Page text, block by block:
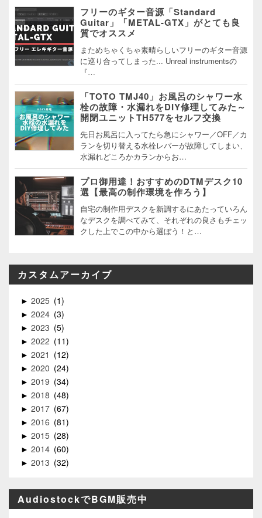
フリーのギター音源「Standard
Guitar」「METAL-GTX」がとても良
質でオススメ
まためちゃくちゃ素晴らしいフリーのギター音源
に巡り合ってしまった... Unreal instrumentsの
『…
「TOTO TMJ40」お風呂のシャワー水
栓の故障・水漏れをDIY修理してみた～
開閉ユニットTH577をセルフ交換
先日お風呂に入ってたら急にシャワー／OFF／カ
ランを切り替える水栓レバーが故障してしまい、
水漏れどころかカランからお…
プロ御用達！おすすめのDTMデスク10
選【最高の制作環境を作ろう】
自宅の制作用デスクを新調するにあたっていろん
なデスクを調べてみて、それぞれの良さもチェッ
クした上でこの中から選ぼう！と…
カスタムアーカイブ
► 2025 1
► 2024 3
► 2023 5
► 2022 11
► 2021 12
► 2020 24
► 2019 34
► 2018 48
► 2017 67
► 2016 81
► 2015 28
► 2014 60
► 2013 32
AudiostockでBGM販売中